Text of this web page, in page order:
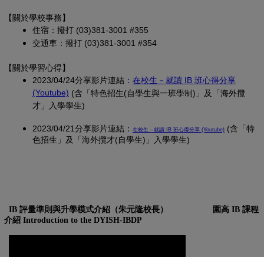
【關於學校事務】
住宿：撥打 (03)381-3001 #355
交通車：撥打 (03)381-3001 #354
【關於學習心得】
2023/04/24分享影片連結： 在校生－就讀 IB 班心得分享
(Youtube) (另開新視窗)
(含「特色招生(自學生與一班學制)」及「海外攬
才」入學學生)
2023/04/21分享影片連結： 在校生－就讀 IB 班心得分享 (Youtube) (另開新視窗)
(含「特
色招生」及「海外攬才(自學生)」入學學生)
IB 評量準則與升學模式介紹（朱元隆校長）
園高 IB 課程
介紹 Introduction to the DYISH-IBDP